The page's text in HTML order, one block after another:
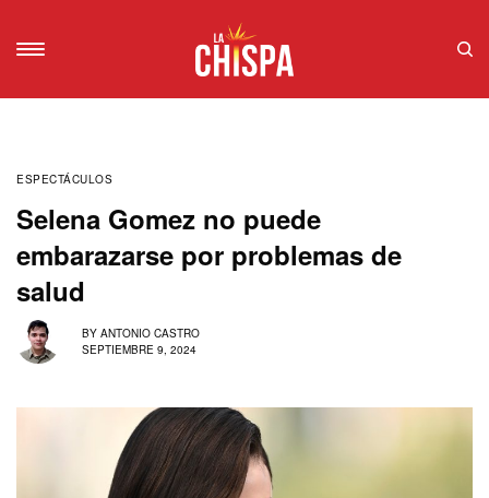
ESPECTÁCULOS
Selena Gomez no puede
embarazarse por problemas de
salud
BY ANTONIO CASTRO
SEPTIEMBRE 9, 2024